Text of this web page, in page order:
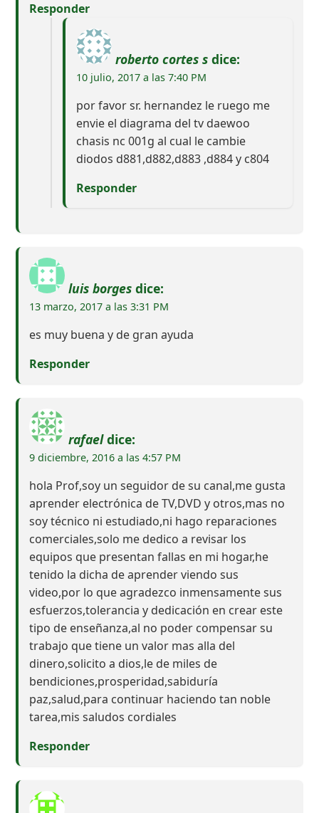
Responder
roberto cortes s dice:
10 julio, 2017 a las 7:40 PM
por favor sr. hernandez le ruego me
envie el diagrama del tv daewoo
chasis nc 001g al cual le cambie
diodos d881,d882,d883 ,d884 y c804
Responder
luis borges dice:
13 marzo, 2017 a las 3:31 PM
es muy buena y de gran ayuda
Responder
rafael dice:
9 diciembre, 2016 a las 4:57 PM
hola Prof,soy un seguidor de su canal,me gusta
aprender electrónica de TV,DVD y otros,mas no
soy técnico ni estudiado,ni hago reparaciones
comerciales,solo me dedico a revisar los
equipos que presentan fallas en mi hogar,he
tenido la dicha de aprender viendo sus
video,por lo que agradezco inmensamente sus
esfuerzos,tolerancia y dedicación en crear este
tipo de enseñanza,al no poder compensar su
trabajo que tiene un valor mas alla del
dinero,solicito a dios,le de miles de
bendiciones,prosperidad,sabiduría
paz,salud,para continuar haciendo tan noble
tarea,mis saludos cordiales
Responder